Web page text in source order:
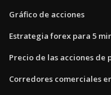
Gráfico de acciones
Estrategia forex para 5
Precio de las acciones de
Corredores comerciales